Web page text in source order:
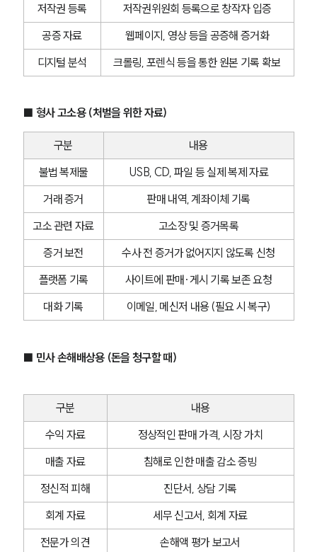
저작권 등록
저작권위원회 등록으로 창작자 입증
공증 자료
웹페이지, 영상 등을 공증해 증거화
디지털 분석
크롤링, 포렌식 등을 통한 원본 기록 확보
■ 형사 고소용 (처벌을 위한 자료)
구분
내용
불법 복제물
USB, CD, 파일 등 실제 복제 자료
거래 증거
판매 내역, 계좌이체 기록
고소 관련 자료
고소장 및 증거목록
증거 보전
수사 전 증거가 없어지지 않도록 신청
플랫폼 기록
사이트에 판매·게시 기록 보존 요청
대화 기록
이메일, 메신저 내용 (필요 시 복구)
■ 민사 손해배상용 (돈을 청구할 때)
구분
내용
수익 자료
정상적인 판매 가격, 시장 가치
매출 자료
침해로 인한 매출 감소 증빙
정신적 피해
진단서, 상담 기록
회계 자료
세무 신고서, 회계 자료
전문가 의견
손해액 평가 보고서